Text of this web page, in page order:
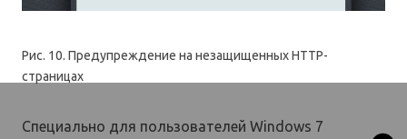
Рис. 10. Предупреждение на незащищенных HTTP-
страницах
Специально для пользователей Windows 7